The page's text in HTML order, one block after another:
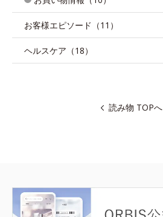
お客様エピソード（11）
ヘルスケア（18）
読み物 TOPへ